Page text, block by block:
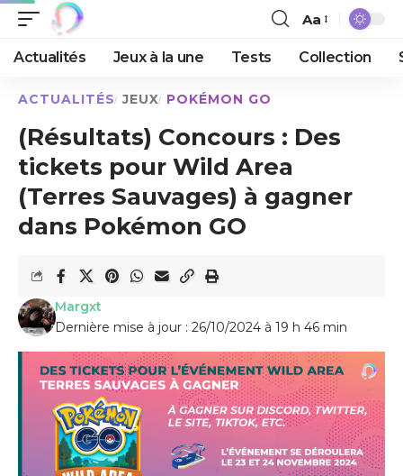
Aa
Actualités Jeux à la une Tests Collection
ACTUALITÉS JEUX POKÉMON GO
(Résultats) Concours : Des
tickets pour Wild Area
(Terres Sauvages) à gagner
dans Pokémon GO
Dernière mise à jour : 26/10/2024 à 19 h 46 min
Margxt